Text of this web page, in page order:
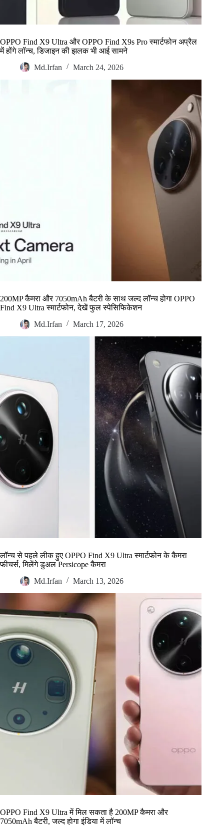
OPPO Find X9 Ultra और OPPO Find X9s Pro स्मार्टफोन अप्रैल
में होंगे लॉन्च, डिजाइन की झलक भी आई सामने
Md.Irfan
March 24, 2026
200MP कैमरा और 7050mAh बैटरी के साथ जल्द लॉन्च होगा OPPO
Find X9 Ultra स्मार्टफोन, देखें फुल स्पेसिफिकेशन
Md.Irfan
March 17, 2026
लॉन्च से पहले लीक हुए OPPO Find X9 Ultra स्मार्टफोन के कैमरा
फीचर्स, मिलेंगे डुअल Persicope कैमरा
Md.Irfan
March 13, 2026
OPPO Find X9 Ultra में मिल सकता है 200MP कैमरा और
7050mAh बैटरी, जल्द होगा इंडिया में लॉन्च